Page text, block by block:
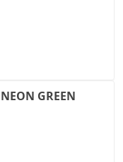
GREEN